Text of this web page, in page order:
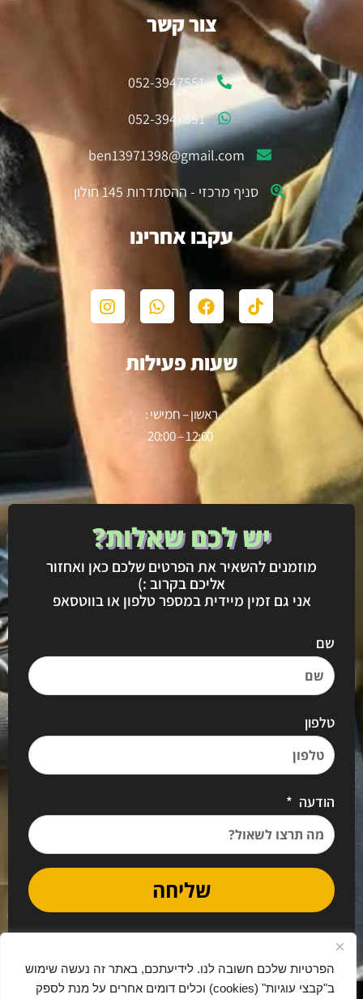
הפרטיות שלכם חשובה לנו. לידיעתכם, באתר זה נעשה שימוש
ב"קבצי עוגיות" (cookies) וכלים דומים אחרים על מנת לספק
יש לכם שאלות?
מוזמנים להשאיר את הפרטים שלכם כאן ואחזור
אליכם בקרוב :)
אני גם זמין מיידית במספר טלפון או בווטסאפ
שם
טלפון
הודעה
שליחה
צור קשר
052-3947551
052-3947551
ben13971398@gmail.com
סניף מרכזי - ההסתדרות 145 חולון
עקבו אחרינו
שעות פעילות
ראשון – חמישי :